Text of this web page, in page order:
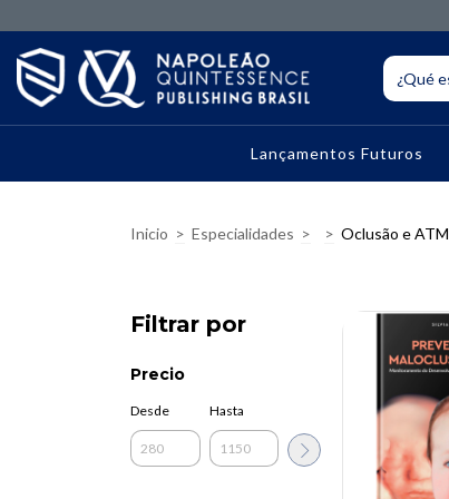
Lançamentos Futuros
Inicio > Especialidades > > Oclusão e ATM
Filtrar por
Precio
Desde Hasta